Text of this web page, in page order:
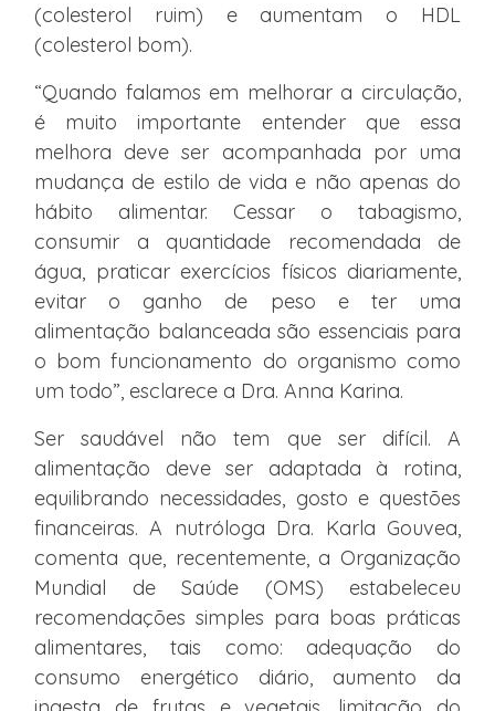
(colesterol ruim) e aumentam o HDL
(colesterol bom).
“Quando falamos em melhorar a circulação,
é muito importante entender que essa
melhora deve ser acompanhada por uma
mudança de estilo de vida e não apenas do
hábito alimentar. Cessar o tabagismo,
consumir a quantidade recomendada de
água, praticar exercícios físicos diariamente,
evitar o ganho de peso e ter uma
alimentação balanceada são essenciais para
o bom funcionamento do organismo como
um todo”, esclarece a Dra. Anna Karina.
Ser saudável não tem que ser difícil. A
alimentação deve ser adaptada à rotina,
equilibrando necessidades, gosto e questões
financeiras. A nutróloga Dra. Karla Gouvea,
comenta que, recentemente, a Organização
Mundial de Saúde (OMS) estabeleceu
recomendações simples para boas práticas
alimentares, tais como: adequação do
consumo energético diário, aumento da